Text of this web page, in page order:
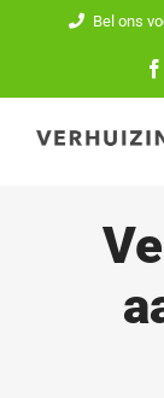
inhoud
Bel ons